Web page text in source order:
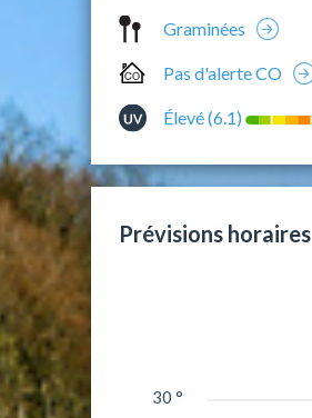
Graminées
Pas d'alerte CO
Élevé (6.1)
Prévisions horaires
30 °